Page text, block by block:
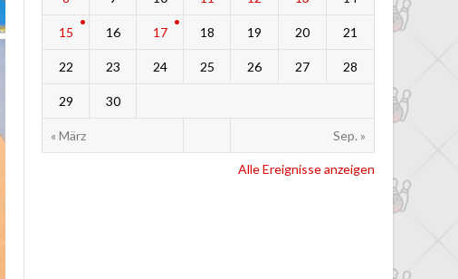
« März Sep. »
15 16 17 18 19 20 21
22 23 24 25 26 27 28
29 30
Alle Ereignisse anzeigen